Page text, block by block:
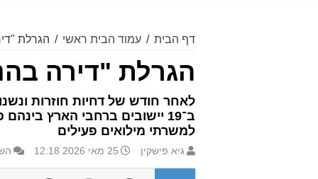
דף הבית / עמוד הבית ראשי / הגרלת
הגרלת "דירה
למשרתי מילואים פעילים
גיא פישקין 25 מאי 2026 12:18